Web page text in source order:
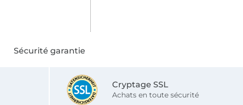
Sécurité garantie
Cryptage SSL
Achats en toute sécurité